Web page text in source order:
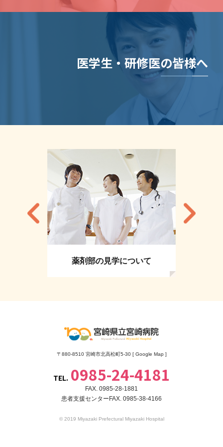
医学生・研修医の皆様へ
薬剤部の見学について
〒880-8510 宮崎市北高松町5-30 [ Google Map]
TEL. 0985-24-4181
FAX. 0985-28-1881
患者支援センターFAX. 0985-38-4166
© 2019 Miyazaki Prefectural Miyazaki Hospital